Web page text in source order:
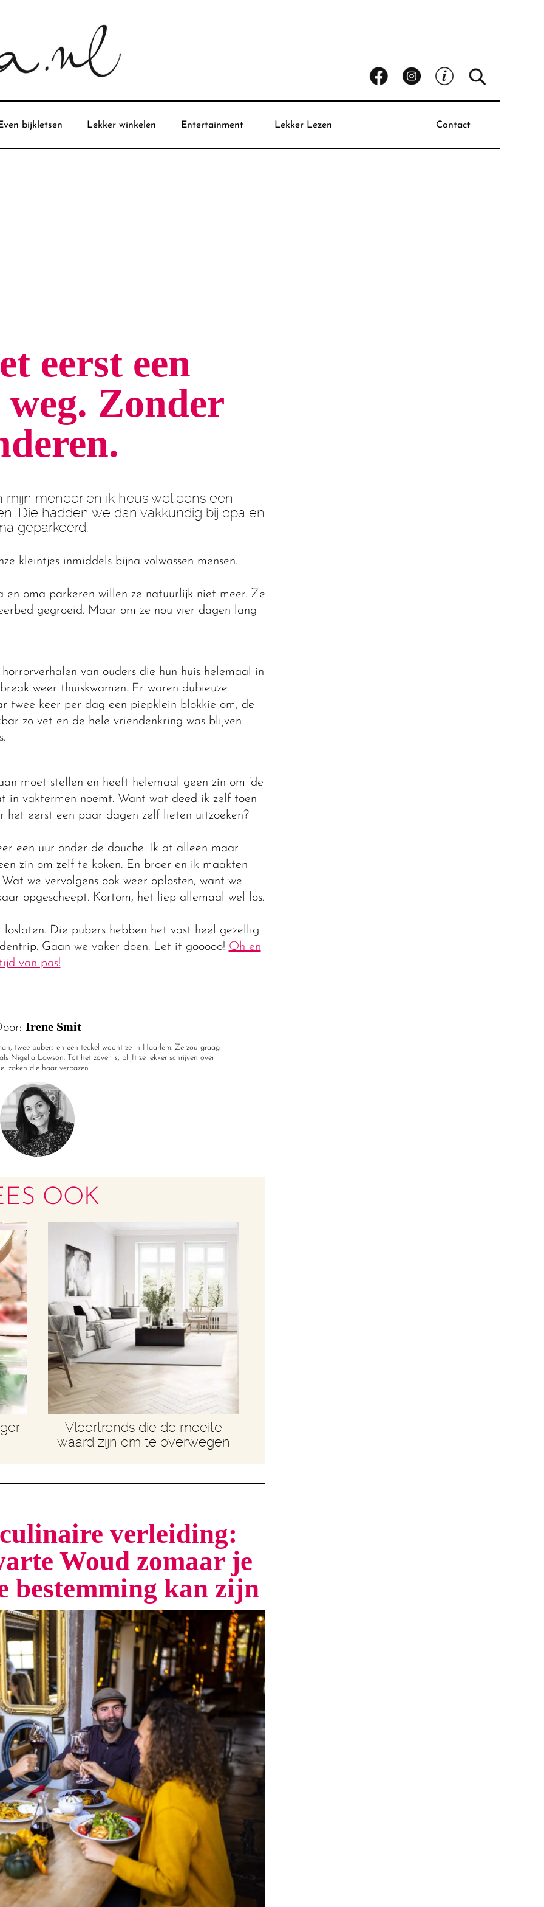
bijkletsen Lekker winkelen Entertainment Lekker Lezen Contact
eerst een
Zonder
meneer en ik heus wel eens een
Die hadden we dan vakkundig bij opa en
geparkeerd.
kleintjes inmiddels bijna volwassen mensen.
en oma parkeren willen ze natuurlijk niet meer. Ze
gegroeid. Maar om ze nou vier dagen lang
van ouders die hun huis helemaal in
weer thuiskwamen. Er waren dubieuze
twee keer per dag een piepklein blokkie om, de
zo vet en de hele vriendenkring was blijven
moet stellen en heeft helemaal geen zin om ‘de
in vaktermen noemt. Want wat deed ik zelf toen
het eerst een paar dagen zelf lieten uitzoeken?
een uur onder de douche. Ik at alleen maar
zin om zelf te koken. En broer en ik maakten
we vervolgens ook weer oplosten, want we
opgescheept. Kortom, het liep allemaal wel los.
Die pubers hebben het vast heel gezellig
Gaan we vaker doen. Let it gooooo! Oh en
van pas!
Irene Smit
twee pubers en een teckel woont ze in Haarlem. Ze zou graag
Nigella Lawson. Tot het zover is, blijft ze lekker schrijven over
zaken die haar verbazen.
OOK
Vloertrends die de moeite
waard zijn om te overwegen
verleiding:
Woud zomaar je
bestemming kan zijn